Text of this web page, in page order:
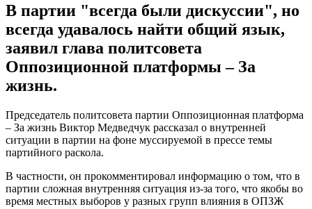
В партии "всегда были дискуссии", но
всегда удавалось найти общий язык,
заявил глава политсовета
Оппозиционной платформы – За
жизнь.
Председатель политсовета партии Оппозиционная платформа
– За жизнь Виктор Медведчук рассказал о внутренней
ситуации в партии на фоне муссируемой в прессе темы
партийного раскола.
В частности, он прокомментировал информацию о том, что в
партии сложная внутренняя ситуация из-за того, что якобы во
время местных выборов у разных групп влияния в ОПЗЖ